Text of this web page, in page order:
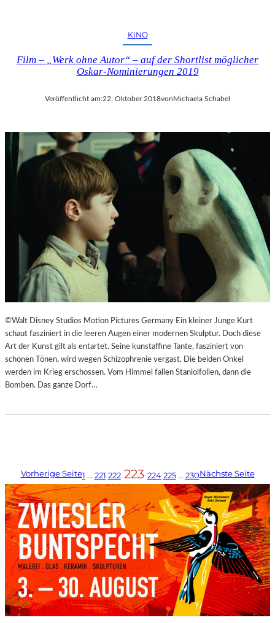
KINO
Film – „Werk ohne Autor“ – auf der Shortlist möglicher
Oskar-Nominierungen 2019
Veröffentlicht am:22. Oktober 2018vonMichaela Schabel
©Walt Disney Studios Motion Pictures Germany Ein kleiner Junge Kurt
schaut fasziniert in die leeren Augen einer modernen Skulptur. Doch diese
Art der Kunst gilt als entartet. Seine kunstaffine Tante, fasziniert von
schönen Tönen, wird wegen Schizophrenie vergast. Die beiden Onkel
werden im Krieg erschossen. Vom Himmel fallen Staniolfolien, dann die
Bomben. Das ganze Dorf…
Vorherige Seite1 … 221 222 223 224 225 … 230Nächste Seite